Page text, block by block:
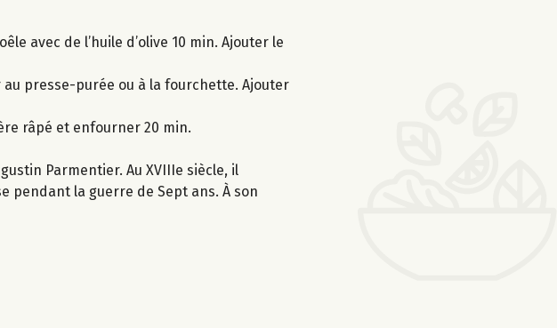
avec de l’huile d’olive 10 min. Ajouter le
au presse-purée ou à la fourchette. Ajouter
râpé et enfourner 20 min.
Parmentier. Au XVIIIe siècle, il
pendant la guerre de Sept ans. À son